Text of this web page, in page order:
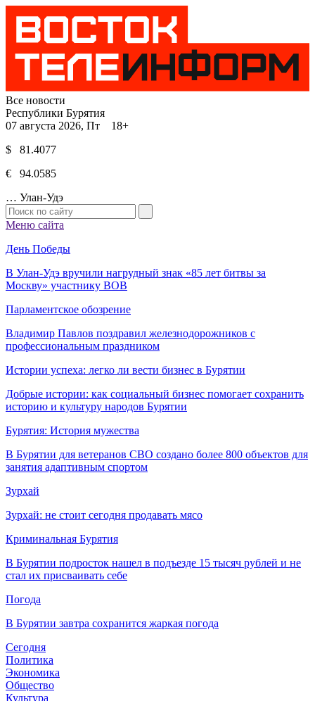
Все новости
Республики Бурятия
07 августа 2026, Пт 18+
$ 81.4077
€ 94.0585
… Улан-Удэ
Меню сайта
День Победы
В Улан-Удэ вручили нагрудный знак «85 лет битвы за
Москву» участнику ВОВ
Парламентское обозрение
Владимир Павлов поздравил железнодорожников с
профессиональным праздником
Истории успеха: легко ли вести бизнес в Бурятии
Добрые истории: как социальный бизнес помогает сохранить
историю и культуру народов Бурятии
Бурятия: История мужества
В Бурятии для ветеранов СВО создано более 800 объектов для
занятия адаптивным спортом
Зурхай
Зурхай: не стоит сегодня продавать мясо
Криминальная Бурятия
В Бурятии подросток нашел в подъезде 15 тысяч рублей и не
стал их присваивать себе
Погода
В Бурятии завтра сохранится жаркая погода
Сегодня
Политика
Экономика
Общество
Культура